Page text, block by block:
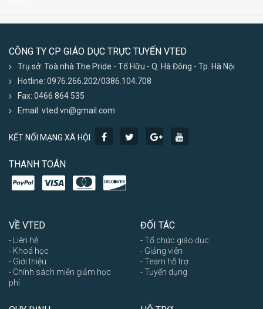
CÔNG TY CP GIÁO DỤC TRỰC TUYẾN VTED
Trụ sở: Toà nhà The Pride - Tố Hữu - Q. Hà Đông - Tp. Hà Nội
Hotline: 0976.266.202/0386.104.708
Fax: 0466 864 535
Email: vted.vn@gmail.com
KẾT NỐI MẠNG XÃ HỘI
THANH TOÁN
VỀ VTED
- Liên hệ
- Khoá học
- Giới thiệu
- Chính sách miễn giảm học
phí
ĐỐI TÁC
- Tổ chức giáo dục
- Giảng viên
- Team hỗ trợ
- Tuyển dụng